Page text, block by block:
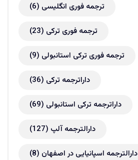
ترجمه فوری انگلیسی (6)
ترجمه فوری ترکی (23)
ترجمه فوری ترکی استانبولی (9)
داراترجمه ترکی (36)
داراترجمه ترکی استانبولی (69)
دارالترجمه آلپ (127)
دارالترجمه اسپانیایی در اصفهان (8)